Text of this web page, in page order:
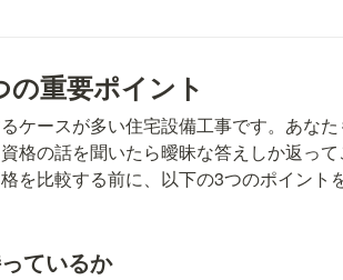
の重要ポイント
ケースが多い住宅設備工事です。あな
格の話を聞いたら曖昧な答えしか返っ
を比較する前に、以下の3つのポイント
ているか